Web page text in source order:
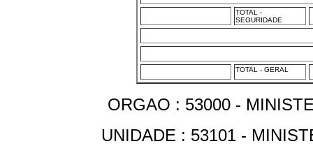
TOTAL -
SEGURIDADE
TOTAL - GERAL
ORGAO : 53000 -
UNIDADE : 53101 -